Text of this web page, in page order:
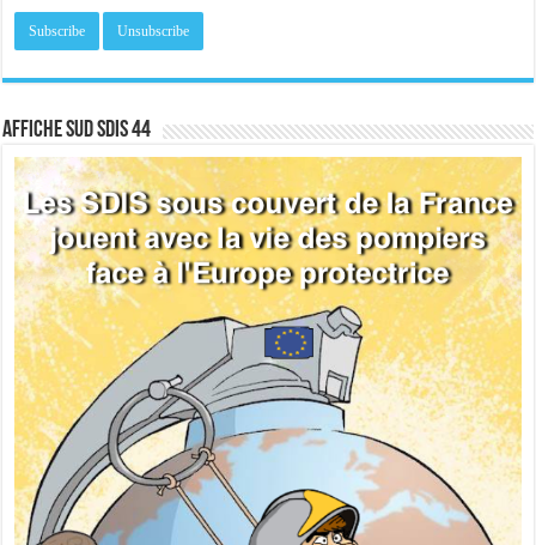
Affiche sud SDIS 44